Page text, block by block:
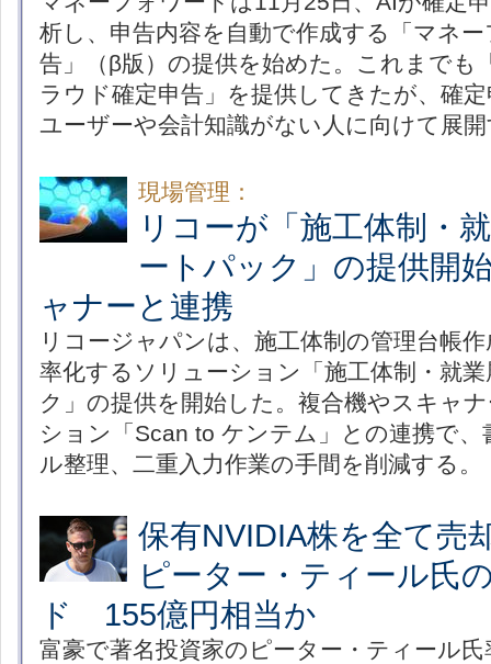
析し、申告内容を自動で作成する「マネ
告」（β版）の提供を始めた。これまでも
ラウド確定申告」を提供してきたが、確
ユーザーや会計知識がない人に向けて展
現場管理：
リコーが「施工体制・
ートパック」の提供開
ャナーと連携
リコージャパンは、施工体制の管理台帳
率化するソリューション「施工体制・就
ク」の提供を開始した。複合機やスキャ
ション「Scan to ケンテム」との連携で
ル整理、二重入力作業の手間を削減する。
保有NVIDIA株を全て
ピーター・ティール氏
ド 155億円相当か
富豪で著名投資家のピーター・ティール